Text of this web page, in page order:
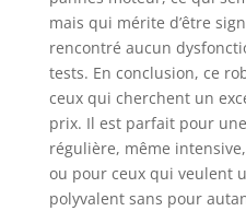
mais qui mérite d’être
rencontré aucun
tests. En conclusion, ce
ceux qui cherchent un
prix. Il est parfait pour
régulière, même
ou pour ceux qui veulent
polyvalent sans pour